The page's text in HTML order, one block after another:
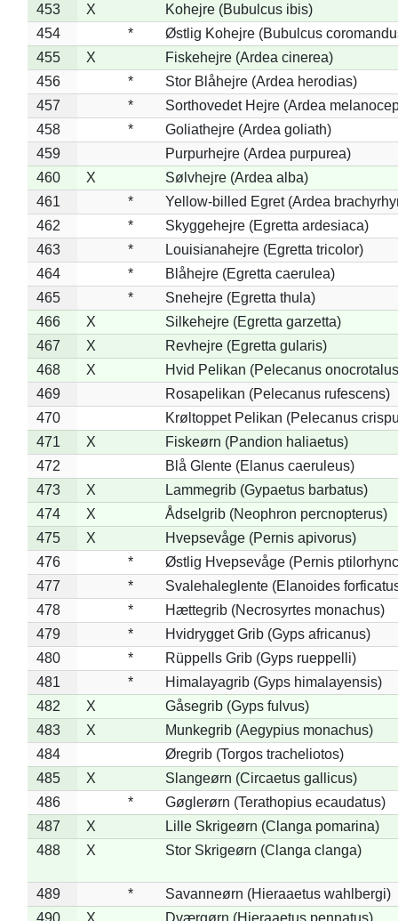
453
X
Kohejre (Bubulcus ibis)
454
*
Østlig Kohejre (Bubulcus
455
X
Fiskehejre (Ardea cinerea)
456
*
Stor Blåhejre (Ardea herodias)
457
*
Sorthovedet Hejre (Ardea
458
*
Goliathejre (Ardea goliath)
459
Purpurhejre (Ardea purpurea)
460
X
Sølvhejre (Ardea alba)
461
*
Yellow-billed Egret (Ardea
462
*
Skyggehejre (Egretta ardesiaca)
463
*
Louisianahejre (Egretta tricolor)
464
*
Blåhejre (Egretta caerulea)
465
*
Snehejre (Egretta thula)
466
X
Silkehejre (Egretta garzetta)
467
X
Revhejre (Egretta gularis)
468
X
Hvid Pelikan (Pelecanus
469
Rosapelikan (Pelecanus rufescens)
470
Krøltoppet Pelikan (Pelecanus
471
X
Fiskeørn (Pandion haliaetus)
472
Blå Glente (Elanus caeruleus)
473
X
Lammegrib (Gypaetus barbatus)
474
X
Ådselgrib (Neophron percnopterus)
475
X
Hvepsevåge (Pernis apivorus)
476
*
Østlig Hvepsevåge (Pernis
477
*
Svalehaleglente (Elanoides
478
*
Hættegrib (Necrosyrtes monachus)
479
*
Hvidrygget Grib (Gyps africanus)
480
*
Rüppells Grib (Gyps rueppelli)
481
*
Himalayagrib (Gyps himalayensis)
482
X
Gåsegrib (Gyps fulvus)
483
X
Munkegrib (Aegypius monachus)
484
Øregrib (Torgos tracheliotos)
485
X
Slangeørn (Circaetus gallicus)
486
*
Gøglerørn (Terathopius ecaudatus)
487
X
Lille Skrigeørn (Clanga pomarina)
488
X Stor Skrigeørn (Clanga clanga)
489 *
Savanneørn (Hieraaetus wahlbergi)
490
X Dværgørn (Hieraaetus pennatus)